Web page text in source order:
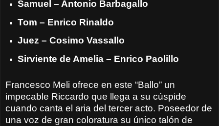
Samuel – Antonio Barbagallo
Tom – Enrico Rinaldo
Juez – Cosimo Vassallo
Sirviente de Amelia – Enrico Paolillo
Francesco Meli ofrece en este “Ballo” un
impecable Riccardo que llega a su cúspide
cuando canta el aria del tercer acto. Poseedor de
una voz de gran coloratura su único talón de